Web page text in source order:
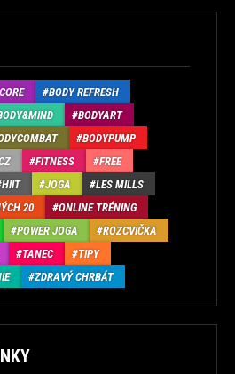
BODY REFRESH
BODYART
BODYPUMP
FITNESS
FREE
HIIT JOGA
LES MILLS
20
ONLINE TRÉNING
POWER JOGA
ROZCVIČKA
TANEC
TIPY
ZDRAVÝ CHRBÁT